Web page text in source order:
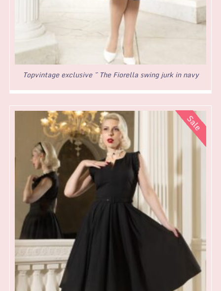
Topvintage exclusive ~ The Fiorella swing jurk in navy